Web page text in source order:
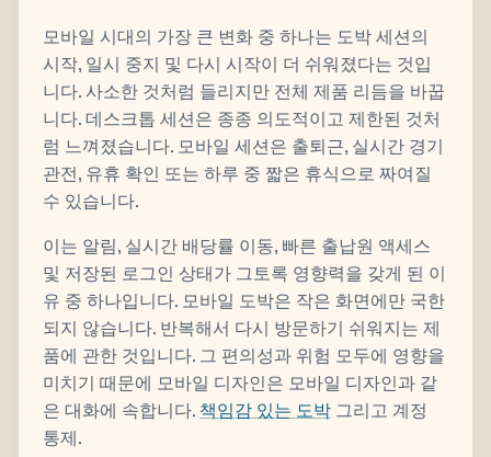
모바일 시대의 가장 큰 변화 중 하나는 도박 세션의
시작, 일시 중지 및 다시 시작이 더 쉬워졌다는 것입
니다. 사소한 것처럼 들리지만 전체 제품 리듬을 바꿉
니다. 데스크톱 세션은 종종 의도적이고 제한된 것처
럼 느껴졌습니다. 모바일 세션은 출퇴근, 실시간 경기
관전, 유휴 확인 또는 하루 중 짧은 휴식으로 짜여질
수 있습니다.
이는 알림, 실시간 배당률 이동, 빠른 출납원 액세스
및 저장된 로그인 상태가 그토록 영향력을 갖게 된 이
유 중 하나입니다. 모바일 도박은 작은 화면에만 국한
되지 않습니다. 반복해서 다시 방문하기 쉬워지는 제
품에 관한 것입니다. 그 편의성과 위험 모두에 영향을
미치기 때문에 모바일 디자인은 모바일 디자인과 같
은 대화에 속합니다. 책임감 있는 도박 그리고 계정
통제.